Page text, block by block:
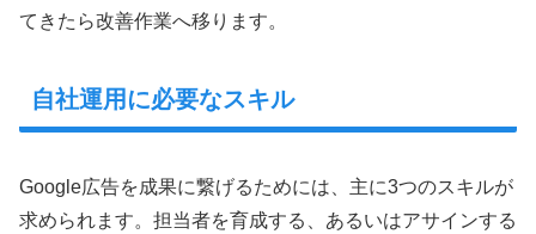
てきたら改善作業へ移ります。
自社運用に必要なスキル
Google広告を成果に繋げるためには、主に3つのスキルが
求められます。担当者を育成する、あるいはアサインする